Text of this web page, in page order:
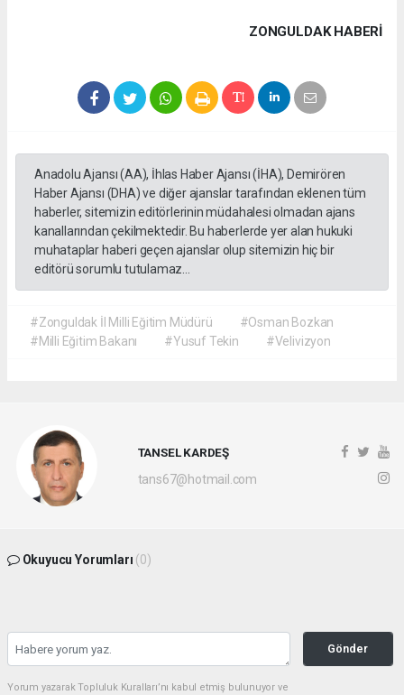
ZONGULDAK HABERİ
Anadolu Ajansı (AA), İhlas Haber Ajansı (İHA), Demirören
Haber Ajansı (DHA) ve diğer ajanslar tarafından eklenen tüm
haberler, sitemizin editörlerinin müdahalesi olmadan ajans
kanallarından çekilmektedir. Bu haberlerde yer alan hukuki
muhataplar haberi geçen ajanslar olup sitemizin hiç bir
editörü sorumlu tutulamaz...
#Zonguldak İl Milli Eğitim Müdürü
#Osman Bozkan
#Milli Eğitim Bakanı
#Yusuf Tekin #Velivizyon
TANSEL KARDEŞ
tans67@hotmail.com
Okuyucu Yorumları (0)
Gönder
Yorum yazarak Topluluk Kuralları’nı kabul etmiş bulunuyor ve